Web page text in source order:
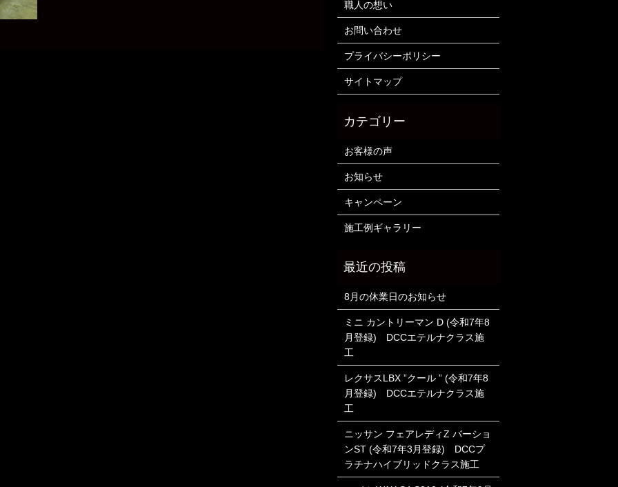
職人の想い
お問い合わせ
プライバシーポリシー
サイトマップ
お客様の声
お知らせ
キャンペーン
施工例ギャラリー
8月の休業日のお知らせ
ミニ カントリーマン D (令和7年8
月登録) DCCエテルナクラス施
工
レクサスLBX ”クール ” (令和7年8
月登録) DCCエテルナクラス施
工
ニッサン フェアレディZ バーショ
ンST (令和7年3月登録) DCCプ
ラチナハイブリッドクラス施工